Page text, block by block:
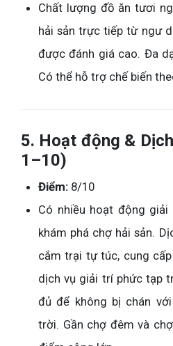
Chất lượng đồ ăn tươi
hải sản trực tiếp từ ngư
được đánh giá cao. Đa
Có thể hỗ trợ chế biến
5. Hoạt động &
1–10)
Điểm: 8/10
Có nhiều hoạt động giải
khám phá chợ hải sản.
cắm trại tự túc, cung
dịch vụ giải trí phức tạp
đủ để không bị chán
trời. Gần chợ đêm và